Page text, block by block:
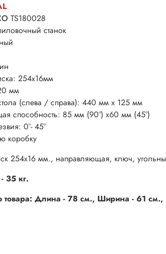
TS180028
станок
254х16мм
мм
(слева / справа): 440 мм x 125 мм
способность: 85 мм (90°) x60 мм (45°)
0°- 45°
коробку
254х16 мм., направляющая, ключ,
- 35 кг.
товара: Длина - 78 см., Ширина - 61 см.,